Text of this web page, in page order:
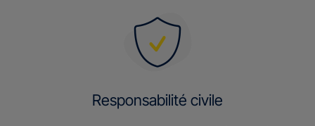
Responsabilité civile